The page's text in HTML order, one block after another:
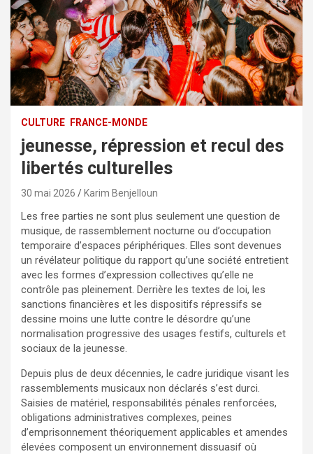
CULTURE FRANCE-MONDE
jeunesse, répression et recul des
libertés culturelles
30 mai 2026 Karim Benjelloun
Les free parties ne sont plus seulement une question de
musique, de rassemblement nocturne ou d’occupation
temporaire d’espaces périphériques. Elles sont devenues
un révélateur politique du rapport qu’une société entretient
avec les formes d’expression collectives qu’elle ne
contrôle pas pleinement. Derrière les textes de loi, les
sanctions financières et les dispositifs répressifs se
dessine moins une lutte contre le désordre qu’une
normalisation progressive des usages festifs, culturels et
sociaux de la jeunesse.
Depuis plus de deux décennies, le cadre juridique visant les
rassemblements musicaux non déclarés s’est durci.
Saisies de matériel, responsabilités pénales renforcées,
obligations administratives complexes, peines
d’emprisonnement théoriquement applicables et amendes
élevées composent un environnement dissuasif où